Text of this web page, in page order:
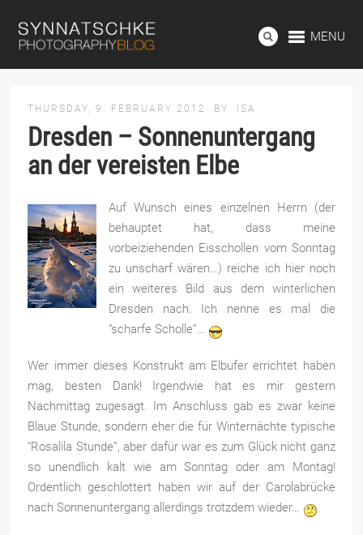
MENU
THURSDAY, 9. FEBRUARY 2012 BY ISA
Dresden – Sonnenuntergang
an der vereisten Elbe
Auf Wunsch eines einzelnen Herrn (der
behauptet hat, dass meine
vorbeiziehenden Eisschollen vom Sonntag
zu unscharf wären…) reiche ich hier noch
ein weiteres Bild aus dem winterlichen
Dresden nach. Ich nenne es mal die
“scharfe Scholle”…
Wer immer dieses Konstrukt am Elbufer errichtet haben
mag, besten Dank! Irgendwie hat es mir gestern
Nachmittag zugesagt. Im Anschluss gab es zwar keine
Blaue Stunde, sondern eher die für Winternächte typische
“Rosalila Stunde”, aber dafür war eszum Glück nicht ganz
so unendlich kalt wie am Sonntag oder am Montag!
Ordentlich geschlottert haben wir auf der Carolabrücke
nach Sonnenuntergang allerdings trotzdem wieder…